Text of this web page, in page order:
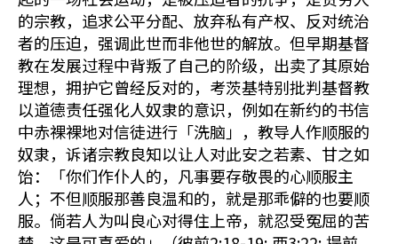
的宗教，追求公平分配、放弃私有产权、反对统治
者的压迫，强调此世而非他世的解放。但早期基督
教在发展过程中背叛了自己的阶级，出卖了其原始
理想，拥护它曾经反对的，考茨基特别批判基督教
以道德责任强化人奴隶的意识，例如在新约的书信
中赤裸裸地对信徒进行「洗脑」，教导人作顺服的
奴隶，诉诸宗教良知以让人对此安之若素、甘之如
饴：「你们作仆人的，凡事要存敬畏的心顺服主
人；不但顺服那善良温和的，就是那乖僻的也要顺
服。倘若人为叫良心对得住上帝，就忍受冤屈的苦